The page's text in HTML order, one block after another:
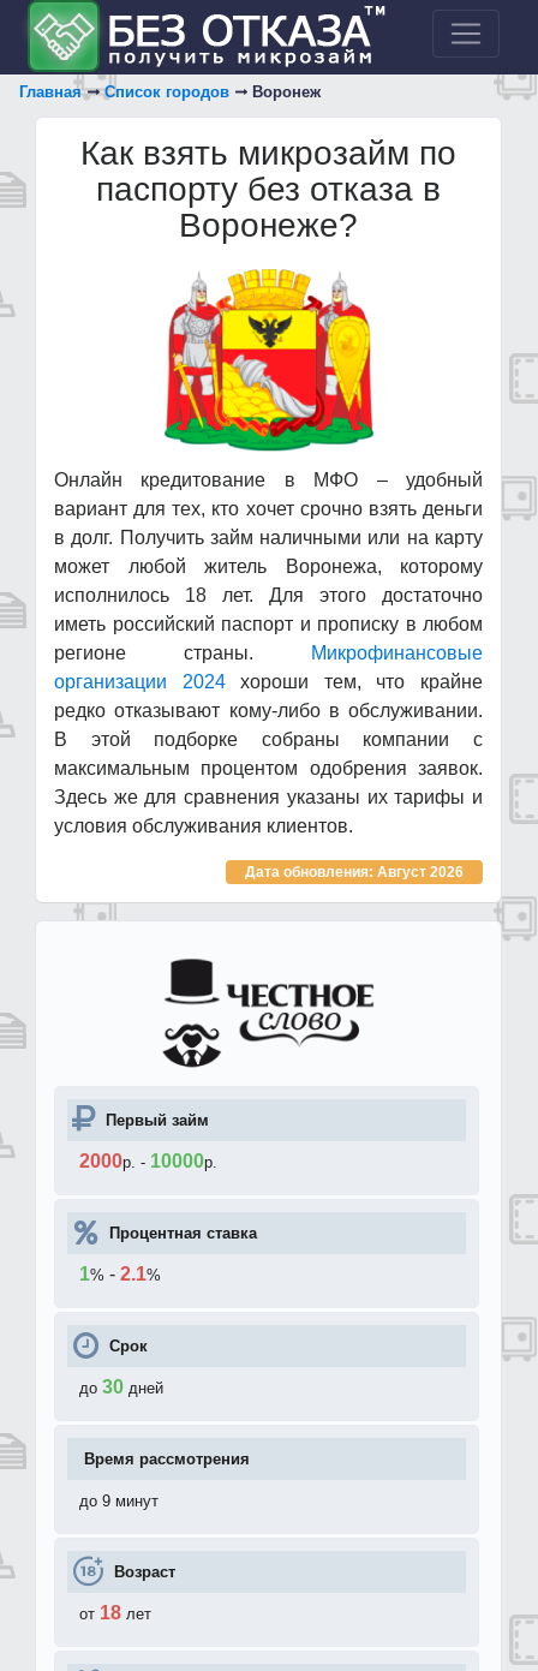
Главная Список городов Воронеж
Как взять микрозайм по
паспорту без отказа в
Воронеже?
Онлайн кредитование в МФО – удобный
вариант для тех, кто хочет срочно взять деньги
в долг. Получить займ наличными или на карту
может любой житель Воронежа, которому
исполнилось 18 лет. Для этого достаточно
иметь российский паспорт и прописку в любом
регионе страны.
Микрофинансовые
организации 2024хороши тем, что крайне
редко отказывают кому-либо в обслуживании.
В этой подборке собраны компании с
максимальным процентом одобрения заявок.
Здесь же для сравнения указаны их тарифы и
условия обслуживания клиентов.
Дата обновления: Август 2026
Первый займ
2000р. - 10000р.
Процентная ставка
1% - 2.1%
Срок
до 30 дней
Время рассмотрения
до 9 минут
Возраст
от 18 лет